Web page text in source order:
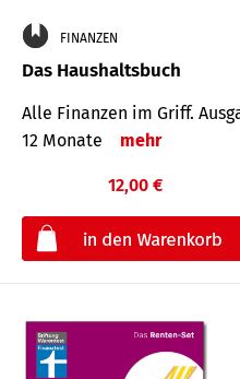
FINANZEN
Das Haushaltsbuch
Alle Finanzen im Griff.
12 Monate
mehr
12,00 €